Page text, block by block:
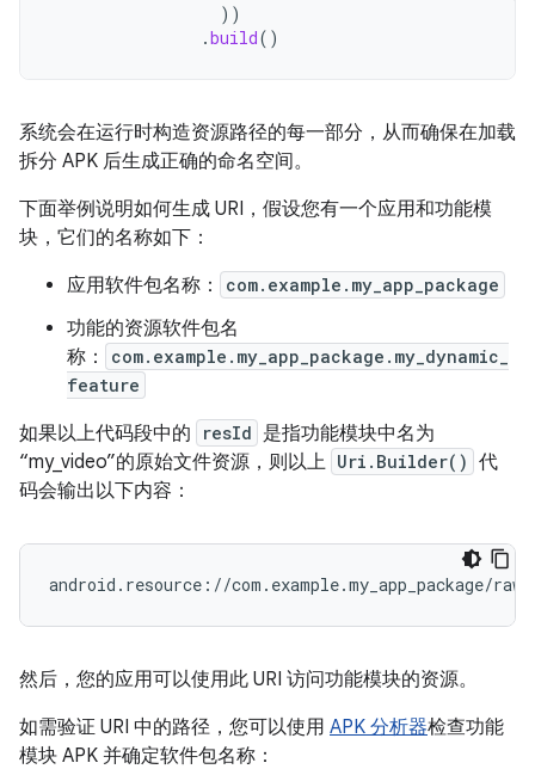
))
.build()
系统会在运行时构造资源路径的每一部分，从而确保在加载
拆分 APK 后生成正确的命名空间。
下面举例说明如何生成 URI，假设您有一个应用和功能模
块，它们的名称如下：
应用软件包名称：
com.example.my_app_package
功能的资源软件包名
称：
com.example.my_app_package.my_dynamic_
feature
如果以上代码段中的 resId 是指功能模块中名为
“my_video”的原始文件资源，则以上 Uri.Builder() 代
码会输出以下内容：
然后，您的应用可以使用此 URI 访问功能模块的资源。
如需验证 URI 中的路径，您可以使用 APK 分析器检查功能
模块 APK 并确定软件包名称：